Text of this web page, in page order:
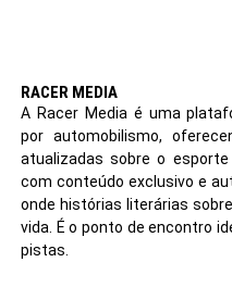
RACER MEDIA
A Racer Media é uma
por automobilismo,
atualizadas sobre o
com conteúdo exclusivo e
onde histórias literárias
vida. É o ponto de encontro
pistas.